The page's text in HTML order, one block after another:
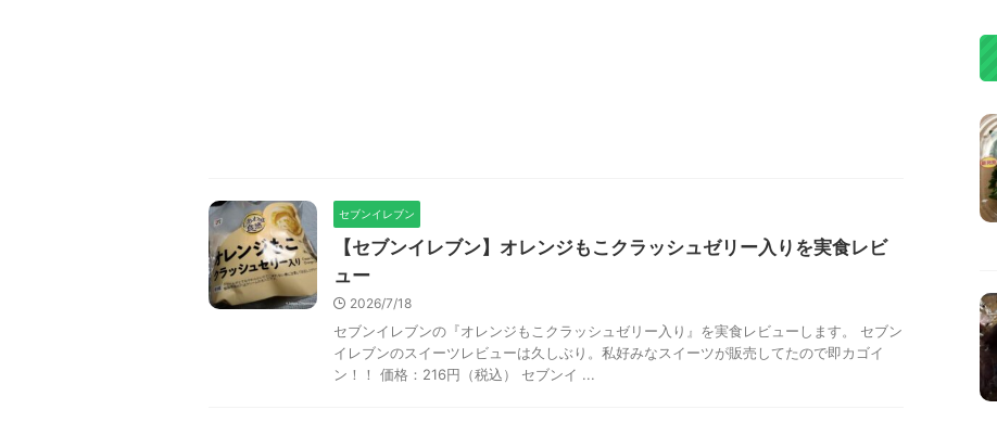
セブンイレブン
【セブンイレブン】オレンジもこクラッシュゼリー入りを実食レビ
ュー
2026/7/18
セブンイレブンの『オレンジもこクラッシュゼリー入り』を実食レビューします。 セブン
イレブンのスイーツレビューは久しぶり。私好みなスイーツが販売してたので即カゴイ
ン！！ 価格：216円（税込） セブンイ ...